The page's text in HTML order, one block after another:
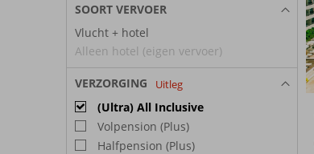
SOORT VERVOER
Vlucht + hotel
Alleen hotel (eigen vervoer)
VERZORGING Uitleg
(Ultra) All Inclusive
Volpension (Plus)
Halfpension (Plus)